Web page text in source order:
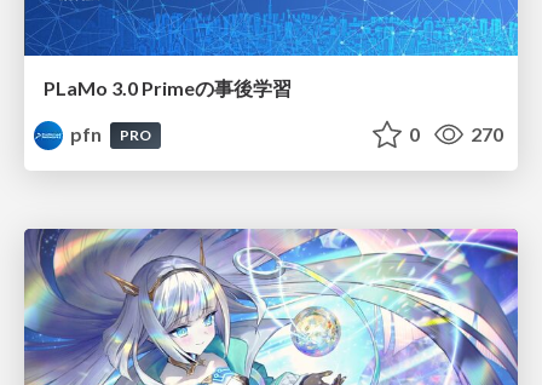
PLaMo 3.0 Primeの事後学習
pfn
PRO 0 270